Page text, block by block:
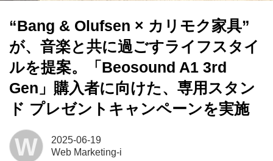
“Bang & Olufsen × カリモク家具”
が、音楽と共に過ごすライフスタイ
ルを提案。「Beosound A1 3rd
Gen」購入者に向けた、専用スタン
ド プレゼントキャンペーンを実施
W
2025-06-19
Web Marketing-i